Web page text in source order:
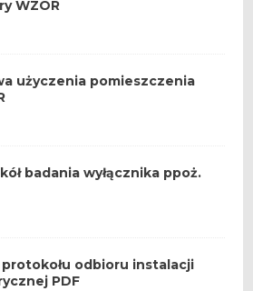
WZÓR
użyczenia pomieszczenia
badania wyłącznika ppoż.
odbioru instalacji
PDF